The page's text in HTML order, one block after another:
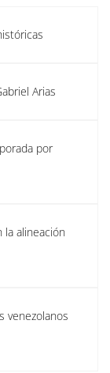
Arias
por
la alineación
venezolanos